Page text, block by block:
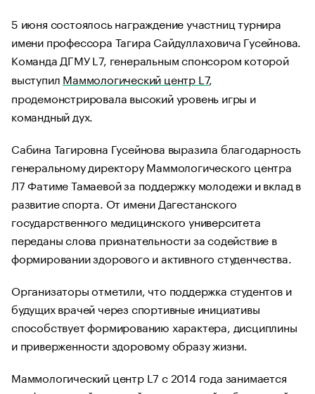
5 июня состоялось награждение участниц турнира
имени профессора Тагира Сайдуллаховича Гусейнова.
Команда ДГМУ L7, генеральным спонсором которой
выступил Маммологический центр L7,
продемонстрировала высокий уровень игры и
командный дух.
Сабина Тагировна Гусейнова выразила благодарность
генеральному директору Маммологического центра
Л7 Фатиме Тамаевой за поддержку молодежи и вклад в
развитие спорта. От имени Дагестанского
государственного медицинского университета
переданы слова признательности за содействие в
формировании здорового и активного студенчества.
Организаторы отметили, что поддержка студентов и
будущих врачей через спортивные инициативы
способствует формированию характера, дисциплины
и приверженности здоровому образу жизни.
Маммологический центр L7 с 2014 года занимается